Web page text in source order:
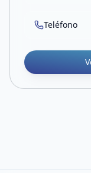
Teléfono